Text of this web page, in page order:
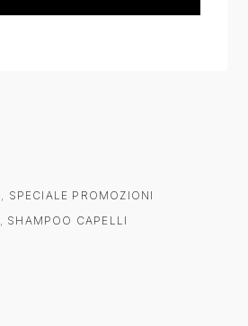
, SPECIALE PROMOZIONI
, SHAMPOO CAPELLI